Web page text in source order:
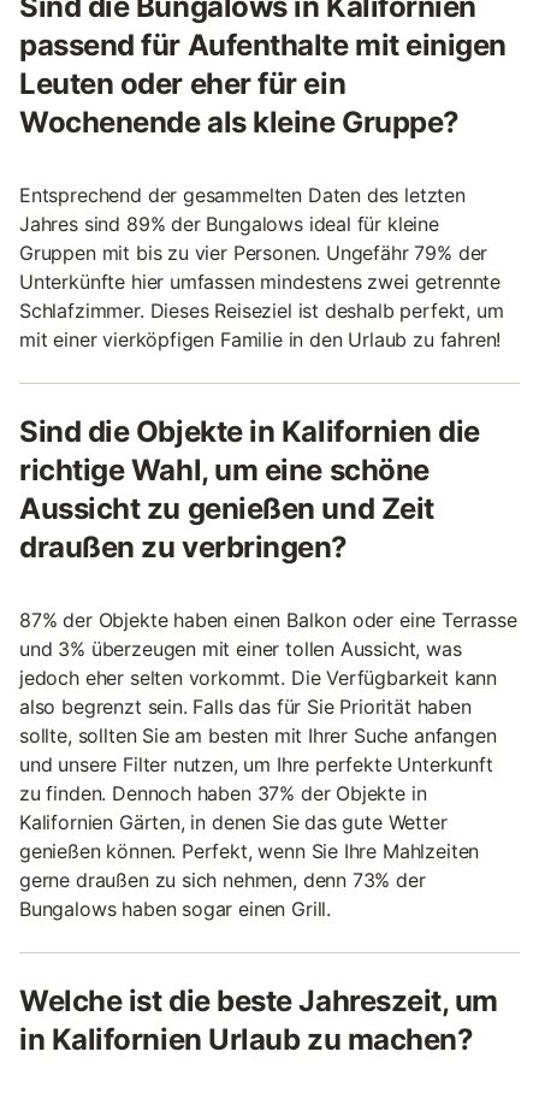
passend für Aufenthalte mit einigen
Leuten oder eher für ein
Wochenende als kleine Gruppe?
Entsprechend der gesammelten Daten des letzten
Jahres sind 89% der Bungalows ideal für kleine
Gruppen mit bis zu vier Personen. Ungefähr 79% der
Unterkünfte hier umfassen mindestens zwei getrennte
Schlafzimmer. Dieses Reiseziel ist deshalb perfekt, um
mit einer vierköpfigen Familie in den Urlaub zu fahren!
Sind die Objekte in Kalifornien die
richtige Wahl, um eine schöne
Aussicht zu genießen und Zeit
draußen zu verbringen?
87% der Objekte haben einen Balkon oder eine Terrasse
und 3% überzeugen mit einer tollen Aussicht, was
jedoch eher selten vorkommt. Die Verfügbarkeit kann
also begrenzt sein. Falls das für Sie Priorität haben
sollte, sollten Sie am besten mit Ihrer Suche anfangen
und unsere Filter nutzen, um Ihre perfekte Unterkunft
zu finden. Dennoch haben 37% der Objekte in
Kalifornien Gärten, in denen Sie das gute Wetter
genießen können. Perfekt, wenn Sie Ihre Mahlzeiten
gerne draußen zu sich nehmen, denn 73% der
Bungalows haben sogar einen Grill.
Welche ist die beste Jahreszeit, um
in Kalifornien Urlaub zu machen?